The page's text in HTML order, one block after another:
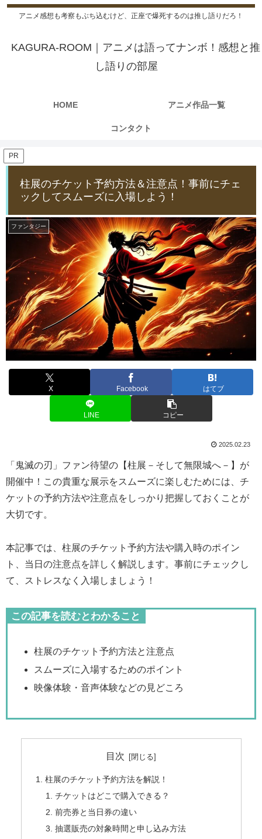
アニメ感想も考察もぶち込むけど、正座で爆死するのは推し語りだろ！
KAGURA-ROOM｜アニメは語ってナンボ！感想と推
し語りの部屋
HOME アニメ作品一覧
コンタクト
PR
柱展のチケット予約方法＆注意点！事前にチェ
ックしてスムーズに入場しよう！
ファンタジー
X Facebook はてブ
LINE コピー
2025.02.23
「鬼滅の刃」ファン待望の【柱展－そして無限城へ－】が
開催中！この貴重な展示をスムーズに楽しむためには、チ
ケットの予約方法や注意点をしっかり把握しておくことが
大切です。
本記事では、柱展のチケット予約方法や購入時のポイン
ト、当日の注意点を詳しく解説します。事前にチェックし
て、ストレスなく入場しましょう！
この記事を読むとわかること
柱展のチケット予約方法と注意点
スムーズに入場するためのポイント
映像体験・音声体験などの見どころ
目次
柱展のチケット予約方法を解説！
チケットはどこで購入できる？
前売券と当日券の違い
抽選販売の対象時間と申し込み方法